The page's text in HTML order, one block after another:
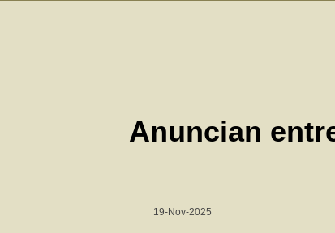
Anuncian
19-Nov-2025